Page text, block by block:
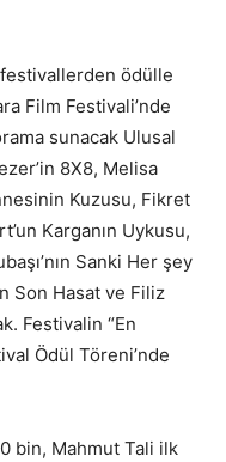
festivallerden ödülle
Film Festivali’nde
sunacak Ulusal
8X8, Melisa
Kuzusu, Fikret
Karganın Uykusu,
Sanki Her şey
Son Hasat ve Filiz
Festivalin “En
Ödül Töreni’nde
bin, Mahmut Tali ilk